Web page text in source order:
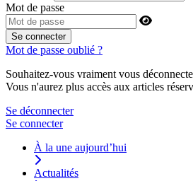
Mot de passe
Se connecter
Mot de passe oublié ?
Souhaitez-vous vraiment vous
Vous n'aurez plus accès aux articles
Se déconnecter
Se connecter
À la une aujourd’hui
Actualités